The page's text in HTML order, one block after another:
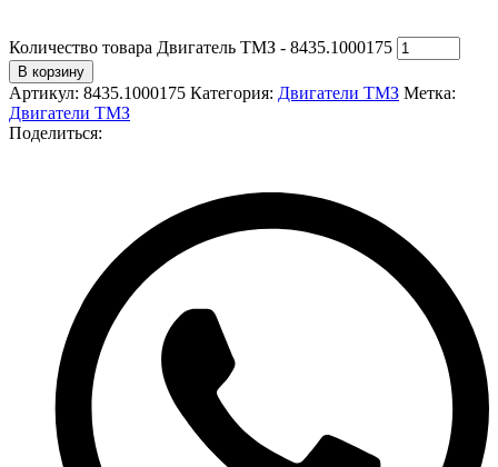
Количество товара Двигатель ТМЗ - 8435.1000175
В корзину
Артикул: 8435.1000175 Категория: Двигатели ТМЗ Метка:
Двигатели ТМЗ
Поделиться: